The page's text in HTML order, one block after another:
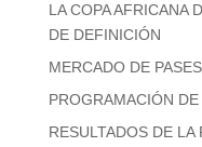
LA COPA AFRICANA
DE DEFINICIÓN
MERCADO DE
PROGRAMACIÓN
RESULTADOS DE